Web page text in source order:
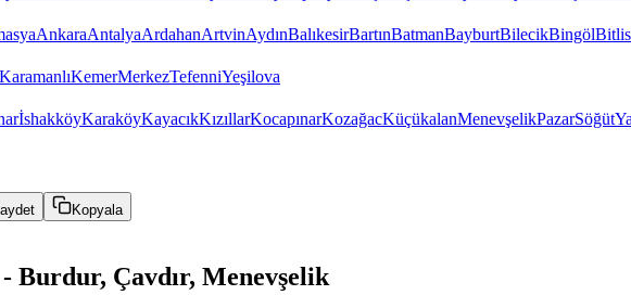
AnkaraAntalyaArdahanArtvinAydınBalıkesirBartınBatmanBayburtBilecikBingölBitlis
KaramanlıKemerMerkezTefenniYeşilova
İshakköyKaraköyKayacıkKızıllarKocapınarKozağacKüçükalanMenevşelikPazarSöğüt
Kopyala
Burdur, Çavdır, Menevşelik